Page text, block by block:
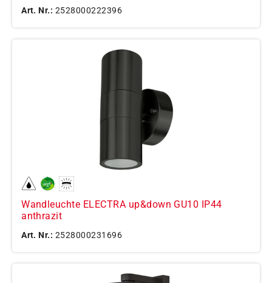
Art. Nr.: 2528000222396
Wandleuchte ELECTRA up&down GU10 IP44
anthrazit
Art. Nr.: 2528000231696